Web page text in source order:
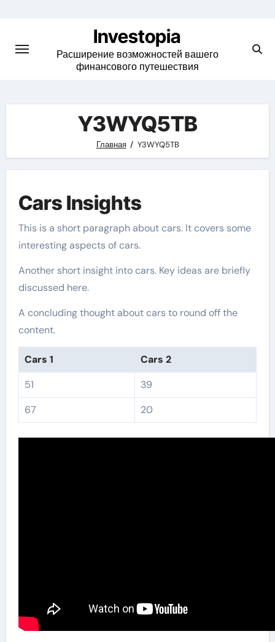
content
Investopia
Расширение возможностей вашего
финансового путешествия
Y3WYQ5TB
Главная Y3WYQ5TB
Cars Insights
This is a short paragraph about cars. It covers some
interesting aspects of cars.
Another short insight into cars. Key ideas are briefly
discussed here.
A concluding thought about cars to round off the
content.
Cars 1
Cars 2
51
39
67
20